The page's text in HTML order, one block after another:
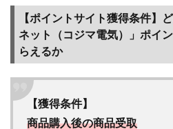
マネ
ット
（コ
ジマ
はど
のポ
【ポイントサイト獲得条件】
ネット（コジマ電気）」ポイ
らえるか
【獲得条件】
商品購入後の商品受取